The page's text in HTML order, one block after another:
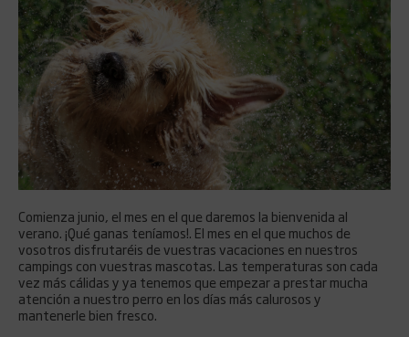
Comienza junio, el mes en el que daremos la bienvenida al
verano. ¡Qué ganas teníamos!. El mes en el que muchos de
vosotros disfrutaréis de vuestras vacaciones en nuestros
campings con vuestras mascotas. Las temperaturas son cada
vez más cálidas y ya tenemos que empezar a prestar mucha
atención a nuestro perro en los días más calurosos y
mantenerle bien fresco.